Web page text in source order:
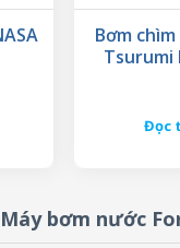
Bơm
Tsurumi
Đọc
Máy bơm nước